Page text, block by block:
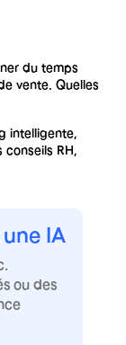
du temps
vente. Quelles
intelligente,
conseils RH,
IA
ou des